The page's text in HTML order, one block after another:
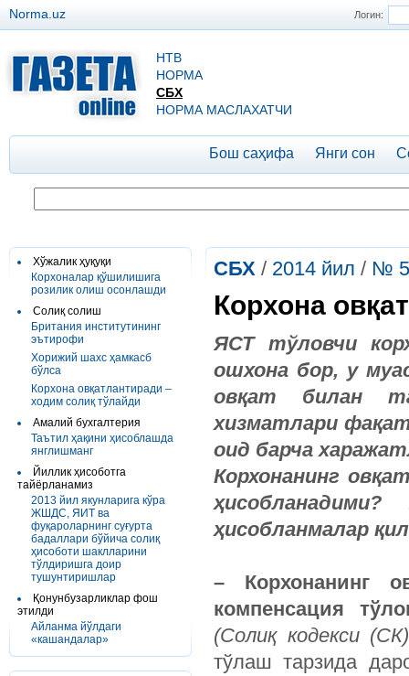
Логин:
Norma.uz
НТВ
НОРМА
СБХ
НОРМА МАСЛАХАТЧИ
Бош саҳифа Янги сон
Хўжалик ҳуқуқи
Корхоналар қўшилишига
розилик олиш осонлашди
Солиқ солиш
Британия институтининг
эътирофи
Хорижий шахс ҳамкасб
бўлса
Корхона овқатлантиради –
ходим солиқ тўлайди
Амалий бухгалтерия
Таътил ҳақини ҳисоблашда
янглишманг
Йиллик ҳисоботга
тайёрланамиз
2013 йил якунларига кўра
ЖШДС, ЯИТ ва
фуқароларнинг суғурта
бадаллари бўйича солиқ
ҳисоботи шаклларини
тўлдиришга доир
тушунтиришлар
Қонунбузарликлар фош
этилди
Айланма йўлдаги
«кашандалар»
СБХ / 2014 йил / № 5
Корхона
ЯСТ тўловчи
ошхона бор, у
овқат билан
хизматлари
оид барча
Корхонанинг
ҳисобланмалар
– Корхонанинг
компенсация
(Солиқ кодекси
тўлаш тарзида